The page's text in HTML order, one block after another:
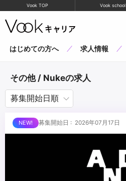
Vook TOP Vook school
はじめての方へ 求人情報
その他 / Nukeの求人
募集開始日 : 2026年07月17日